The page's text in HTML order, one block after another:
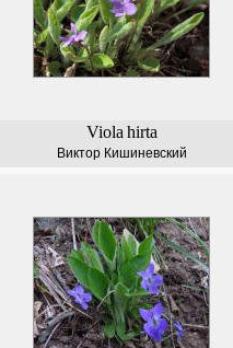
Viola hirta
Виктор Кишиневский